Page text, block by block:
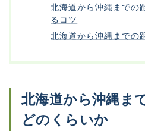
北海道から沖縄までの
るコツ
北海道から沖縄までの
北海道から沖縄ま
どのくらいか